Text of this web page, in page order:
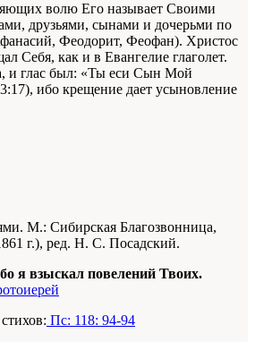
волю Его называет Своими
друзьями, сынами и дочерьми по
Феодорит, Феофан). Христос
Себя, как и в Евангелие глаголет.
и глас был: «Ты еси Сын Мой
ибо крещение дает усыновление
М.: Сибирская Благозвонница,
г.), ред. Н. С. Посадский.
я взыскал повелений Твоих.
Пс: 118: 94-94